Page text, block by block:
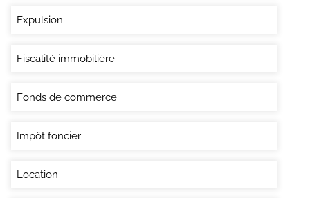
Expulsion
Fiscalité immobilière
Fonds de commerce
Impôt foncier
Location